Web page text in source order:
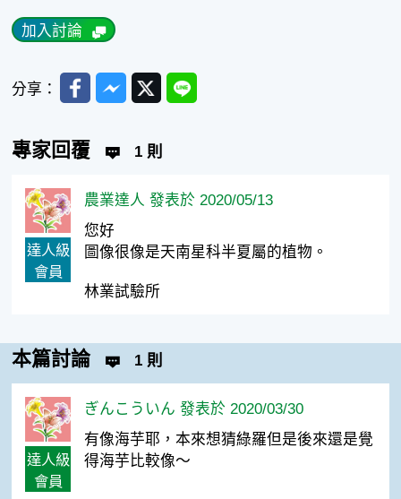
加入討論
分享： FacebookMessenger
TwitterLine
專家回覆 1 則
達人級
會員
農業達人 發表於 2020/05/13
您好
圖像很像是天南星科半夏屬的植物。
林業試驗所
本篇討論 1 則
達人級
會員
ぎんこういん 發表於 2020/03/30
有像海芋耶，本來想猜綠羅但是後來還是覺
得海芋比較像～